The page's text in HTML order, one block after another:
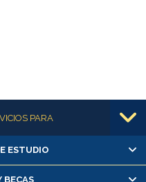
PARA
os
línea
ESTUDIO
BECAS